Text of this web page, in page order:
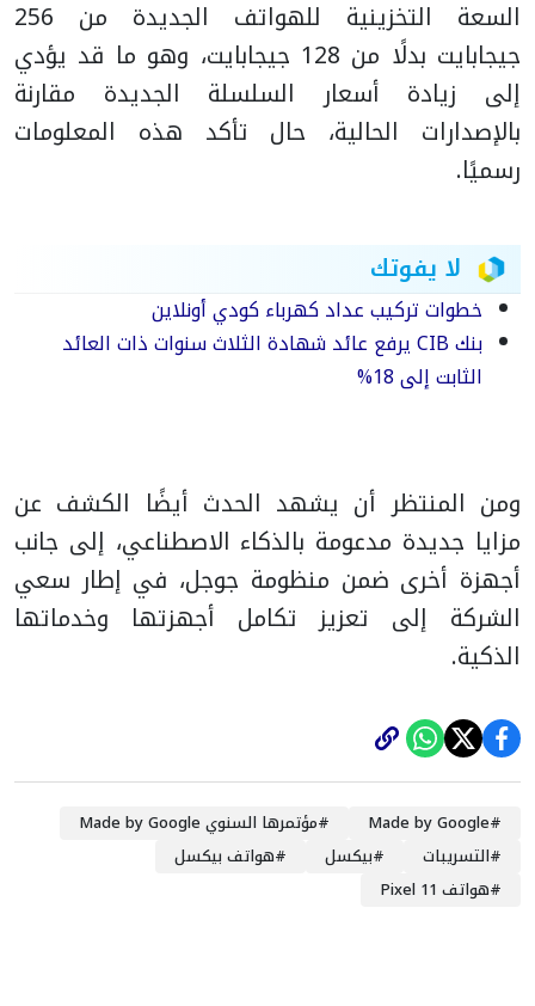
السعة التخزينية للهواتف الجديدة من 256
جيجابايت بدلًا من 128 جيجابايت، وهو ما قد يؤدي
إلى زيادة أسعار السلسلة الجديدة مقارنة
بالإصدارات الحالية، حال تأكد هذه المعلومات
رسميًا.
لا يفوتك
خطوات تركيب عداد كهرباء كودي أونلاين
بنك CIB يرفع عائد شهادة الثلاث سنوات ذات العائد
الثابت إلى 18%
ومن المنتظر أن يشهد الحدث أيضًا الكشف عن
مزايا جديدة مدعومة بالذكاء الاصطناعي، إلى جانب
أجهزة أخرى ضمن منظومة جوجل، في إطار سعي
الشركة إلى تعزيز تكامل أجهزتها وخدماتها
الذكية.
#
Made by Google
#مؤتمرها السنوي Made by Google
#التسريبات #بيكسل #هواتف بيكسل
#هواتف Pixel 11